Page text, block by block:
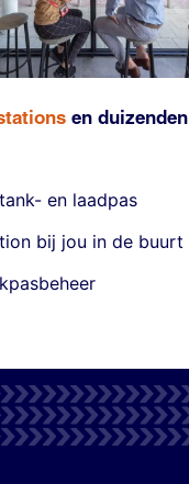
en duizenden
en laadpas
bij jou in de buurt